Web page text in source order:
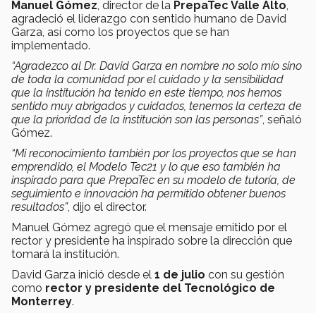
Manuel Gómez, director de la PrepaTec Valle Alto,
agradeció el liderazgo con sentido humano de David
Garza, así como los proyectos que se han
implementado.
“Agradezco al Dr. David Garza en nombre no solo mío sino
de toda la comunidad por el cuidado y la sensibilidad
que la institución ha tenido en este tiempo, nos hemos
sentido muy abrigados y cuidados, tenemos la certeza de
que la prioridad de la institución son las personas”, señaló
Gómez.
“Mi reconocimiento también por los proyectos que se han
emprendido, el Modelo Tec21 y lo que eso también ha
inspirado para que PrepaTec en su modelo de tutoría, de
seguimiento e innovación ha permitido obtener buenos
resultados”, dijo el director.
Manuel Gómez agregó que el mensaje emitido por el
rector y presidente ha inspirado sobre la dirección que
tomará la institución.
David Garza inició desde el 1 de julio con su gestión
como rector y presidente del Tecnológico de
Monterrey.